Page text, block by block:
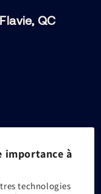
importance à
technologies
QC